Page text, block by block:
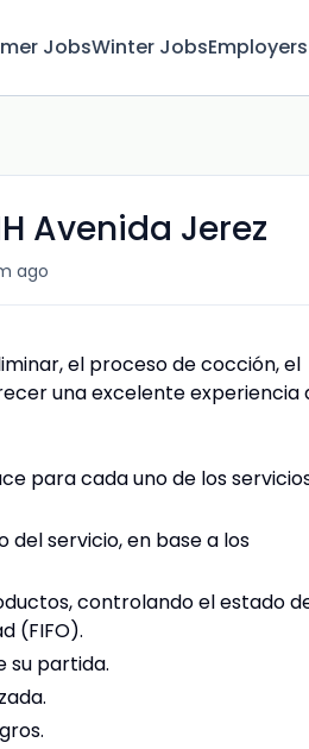
JobsWinter JobsEmployers
Avenida Jerez
ago
el proceso de cocción, el
una excelente experiencia
para cada uno de los
servicio, en base a los
controlando el estado
(FIFO).
su partida.